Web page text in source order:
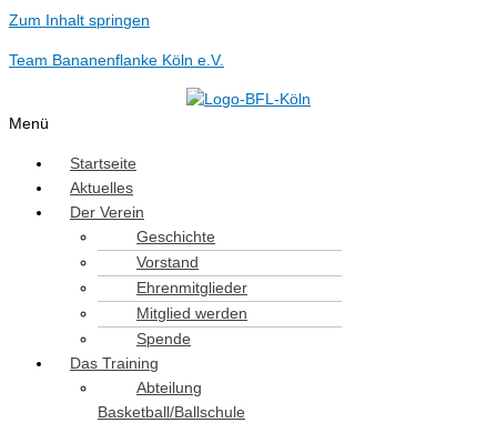
Zum Inhalt springen
Team Bananenflanke Köln e.V.
Menü
Startseite
Aktuelles
Der Verein
Geschichte
Vorstand
Ehrenmitglieder
Mitglied werden
Spende
Das Training
Abteilung
Basketball/Ballschule